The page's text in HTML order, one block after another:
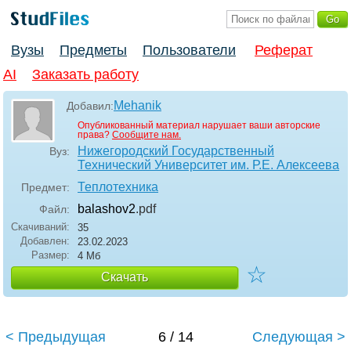
Вузы Предметы Пользователи
Реферат
AI
Заказать работу
Добавил:Mehanik
Опубликованный материал нарушает ваши авторские
права? Сообщите нам.
Вуз:
Нижегородский Государственный
Технический Университет им. Р.Е. Алексеева
Предмет: Теплотехника
Файл: balashov2.pdf
Скачиваний:
35
Добавлен:
23.02.2023
Размер:
4 Мб
Скачать ☆
< Предыдущая 6 / 14 Следующая >